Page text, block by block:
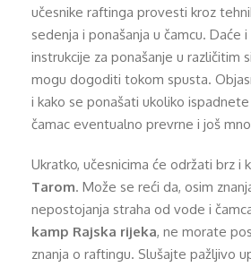
učesnike raftinga provesti kroz
sedenja i ponašanja u čamcu. Daće i
instrukcije za ponašanje u različitim
mogu dogoditi tokom spusta.
i kako se ponašati ukoliko
čamac eventualno prevrne i još
Ukratko, učesnicima će održati brz i
Tarom. Može se reći da, osim
nepostojanja straha od vode i
kamp Rajska rijeka, ne morate
znanja o raftingu. Slušajte pažljivo